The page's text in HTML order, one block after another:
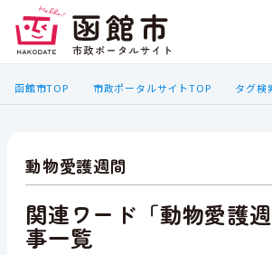
函館市TOP 市政ポータルサイトTOP タグ検
動物愛護週間
関連ワード「動物愛護
事一覧